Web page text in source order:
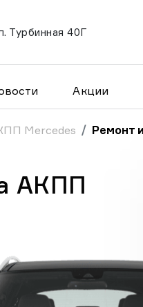
Турбинная 40Г
Акции
Mercedes Ремонт
АКПП